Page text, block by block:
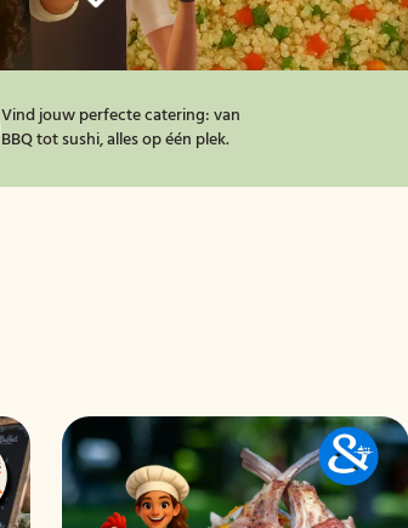
Vind jouw perfecte catering: van
BBQ tot sushi, alles op één plek.